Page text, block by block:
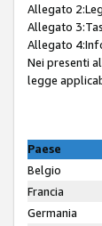
Allegato
Allegato
Allegato
Nei presenti
legge
Paese
Belgio
Francia
Germania